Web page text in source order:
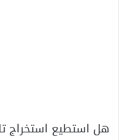
هل استطيع استخراج